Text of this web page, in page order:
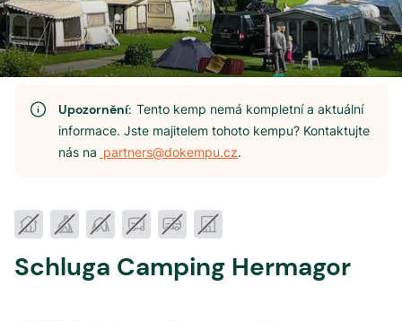
Upozornění:Tento kemp nemá kompletní a aktuální
informace. Jste majitelem tohoto kempu? Kontaktujte
nás na partners@dokempu.cz.
Schluga Camping Hermagor